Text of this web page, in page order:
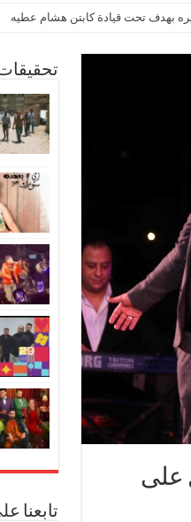
بهدف تحت قيادة كابتن هشام عطيه
على
تابعنا